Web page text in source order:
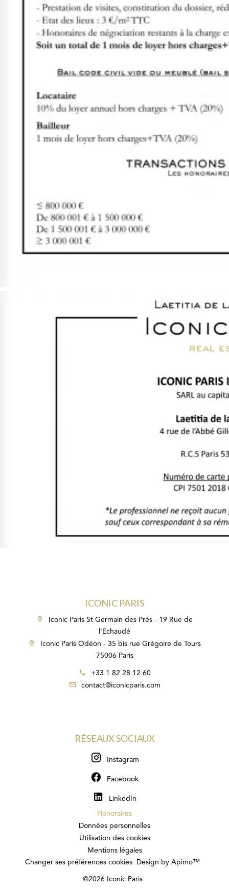
ICONIC PARIS
Iconic Paris St Germain des Prés - 19 Rue de
l'Echaudé
Iconic Paris Odéon - 35 bis rue Grégoire de Tours
75006 Paris
+33 1 82 28 12 60
contact@iconicparis.com
RÉSEAUX SOCIAUX
Instagram
Facebook
LinkedIn
Honoraires
Données personnelles
Utilisation des cookies
Mentions légales
Changer ses préférences cookies
Design by Apimo™
©2026 Iconic Paris